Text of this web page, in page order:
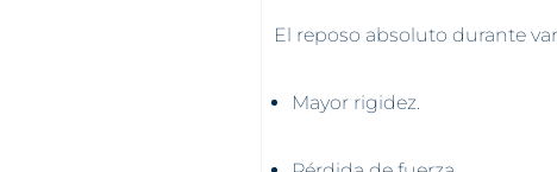
El reposo absoluto durante
Mayor rigidez.